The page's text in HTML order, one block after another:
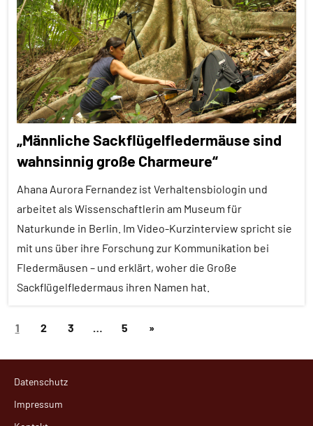
Artikel
Alle
Themen
Alle
Tiergruppen
Empfohlene
Artikel
Forschung
Haustiere
Inter-
Spezies
Säugetiere
Wirbeltiere
„Männliche Sackflügelfledermäuse sind
wahnsinnig große Charmeure“
Ahana Aurora Fernandez ist Verhaltensbiologin und
arbeitet als Wissenschaftlerin am Museum für
Naturkunde in Berlin. Im Video-Kurzinterview spricht sie
mit uns über ihre Forschung zur Kommunikation bei
Fledermäusen – und erklärt, woher die Große
Sackflügelfledermaus ihren Namen hat.
Alle
Themen
Seitennummerierung
1 2 3 … 5
Nächste
»
Datenschutz
Impressum